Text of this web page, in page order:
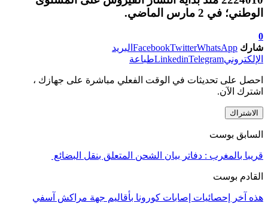
الوطني؛ في 2 مارس الماضي.
0
شارك
FacebookTwitterWhatsApp
البريد
الإلكتروني
LinkedinTelegram طباعة
احصل على تحديثات في الوقت الفعلي مباشرة على جهازك ،
اشترك الآن.
الاشتراك
السابق بوست
قريبا بالمغرب : دفاتر بيان الشحن المتعلق بنقل البضائع ‏
القادم بوست
هذه آخر إحصائيات إصابات كورونا بأقاليم جهة مراكش آسفي